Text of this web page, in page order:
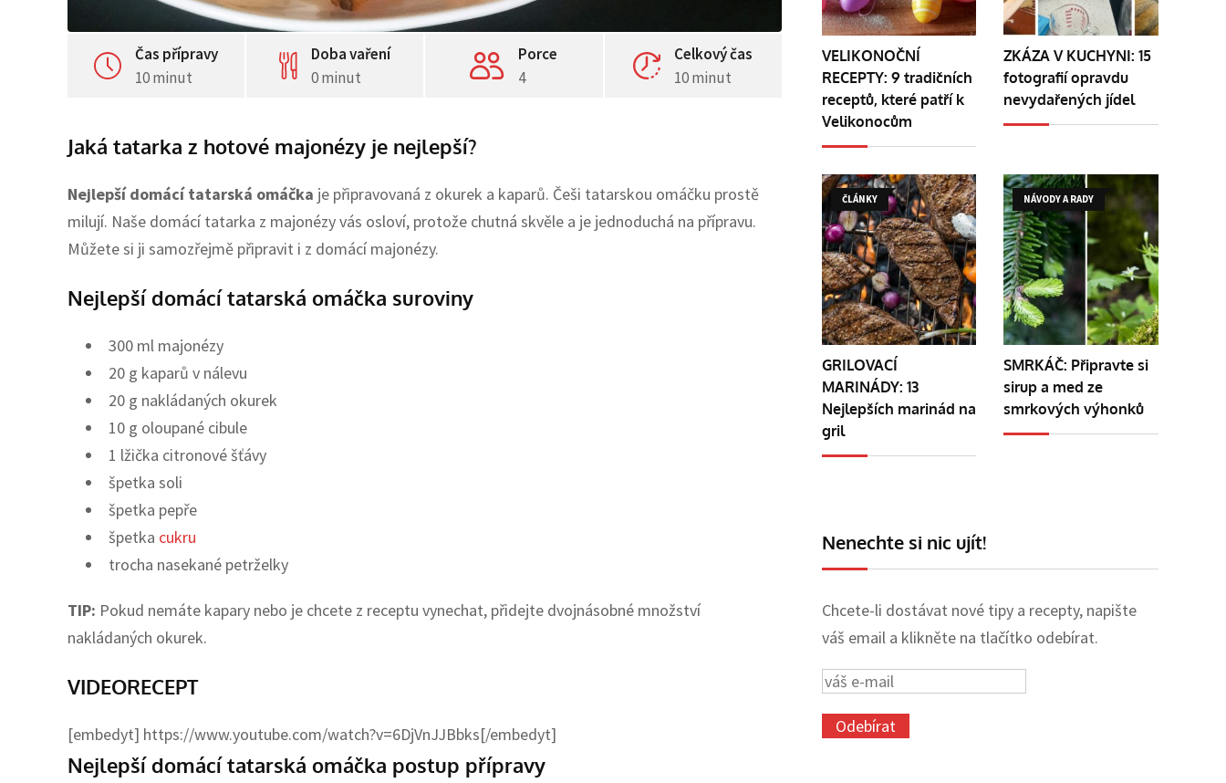
Čas přípravy
10 minut
Doba vaření
0 minut
Porce
4
Celkový čas
10 minut
Jaká tatarka z hotové majonézy je nejlepší?
Nejlepší domácí tatarská omáčka je připravovaná z okurek a kaparů. Češi tatarskou omáčku prostě
milují. Naše domácí tatarka z majonézy vás osloví, protože chutná skvěle a je jednoduchá na přípravu.
Můžete si ji samozřejmě připravit i z domácí majonézy.
Nejlepší domácí tatarská omáčka suroviny
300 ml majonézy
20 g kaparů v nálevu
20 g nakládaných okurek
10 g oloupané cibule
1 lžička citronové šťávy
špetka soli
špetka pepře
špetka cukru
trocha nasekané petrželky
TIP: Pokud nemáte kapary nebo je chcete z receptu vynechat, přidejte dvojnásobné množství
nakládaných okurek.
VIDEORECEPT
[embedyt] https://www.youtube.com/watch?v=6DjVnJJBbks[/embedyt]
Nejlepší domácí tatarská omáčka postup přípravy
VELIKONOČNÍ
RECEPTY: 9 tradičních
receptů, které patří k
Velikonocům
ZKÁZA V KUCHYNI: 15
fotografií opravdu
nevydařených jídel
ČLÁNKY
GRILOVACÍ
MARINÁDY: 13
Nejlepších marinád na
gril
NÁVODY A RADY
SMRKÁČ: Připravte si
sirup a med ze
smrkových výhonků
Nenechte si nic ujít!
Chcete-li dostávat nové tipy a recepty, napište
váš email a klikněte na tlačítko odebírat.